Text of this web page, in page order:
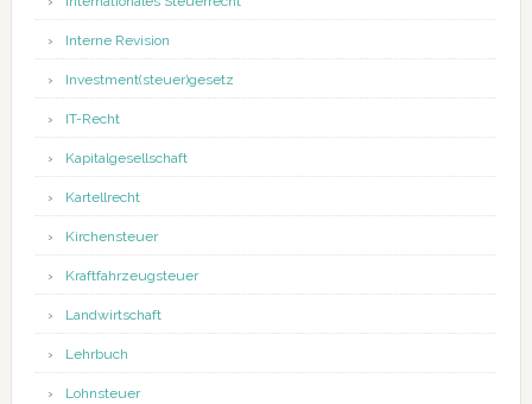
Interne Revision
Investment(steuer)gesetz
IT-Recht
Kapitalgesellschaft
Kartellrecht
Kirchensteuer
Kraftfahrzeugsteuer
Landwirtschaft
Lehrbuch
Lohnsteuer